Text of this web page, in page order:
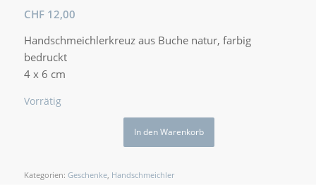
CHF12,00
Handschmeichlerkreuz aus Buche natur, farbig
bedruckt
4 x 6 cm
Vorrätig
In den Warenkorb
Kategorien: Geschenke, Handschmeichler